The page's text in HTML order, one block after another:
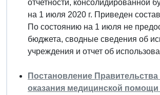
отчетности, консолидированной
на 1 июля 2020 г. Приведен
По состоянию на 1 июля не
бюджета, сводные сведения об
учреждения и отчет об
Постановление
оказания медицинской помощи